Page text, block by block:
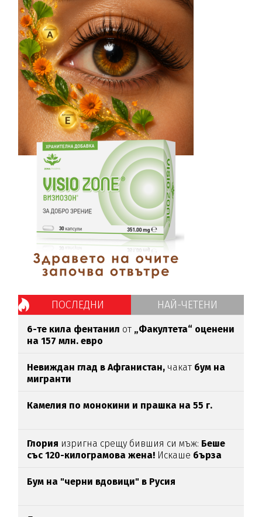
ПОСЛЕДНИ НАЙ-ЧЕТЕНИ
6-те кила фентанил от „Факултета“ оценени
на 157 млн. евро
Невиждан глад в Афганистан, чакат бум на
мигранти
Камелия по монокини и прашка на 55 г.
Глория изригна срещу бившия си мъж: Беше
със 120-килограмова жена! Искаше бърза
Бум на "черни вдовици" в Русия